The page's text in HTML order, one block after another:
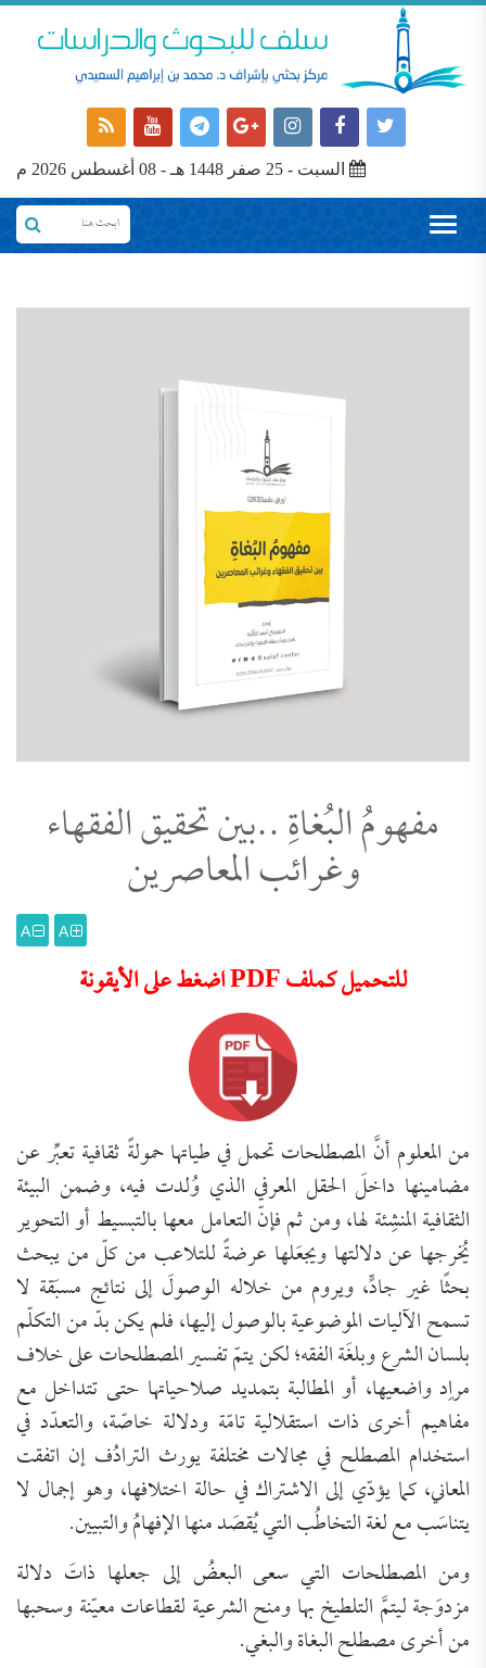
السبت - 25 صفر 1448 هـ - 08 أغسطس 2026 م
مفهومُ البُغاةِ ..بين تحقيق الفقهاء
وغرائب المعاصرين
A
A
للتحميل كملف PDF اضغط على الأيقونة
من المعلوم أنَّ المصطلحات تحمل في طياتها حمولةً ثقافية تعبِّر عن
مضامينها داخلَ الحقل المعرفي الذي وُلدت فيه، وضمن البيئة
الثقافية المنشِئة لها، ومن ثم فإنّ التعامل معها بالتبسيط أو التحوير
يُخرجها عن دلالتها ويجعَلها عرضةً للتلاعب من كلّ من يبحث
بحثًا غير جادٍّ، ويروم من خلاله الوصولَ إلى نتائج مسبَقة لا
تسمح الآليات الموضوعية بالوصول إليها، فلم يكن بدّ من التكلّم
بلسان الشرع وبلغَة الفقه؛ لكن يتمّ تفسير المصطلحات على خلاف
مراِد واضعيها، أو المطالبة بتمديد صلاحياتها حتى تتداخل مع
مفاهيم أخرى ذات استقلالية تامّة ودلالة خاصّة، والتعدّد في
استخدام المصطلح في مجالات مختلفة يورث الترادُف إن اتفقت
المعاني، كما يؤدّي إلى الاشتراك في حالة اختلافها، وهو إجمال لا
يتناسَب مع لغة التخاطُب التي يُقصَد منها الإفهامُ والتبيين.
ومن المصطلحات التي سعى البعضُ إلى جعلها ذاتَ دلالة
مزدوَجة ليتمَّ التلطيخ بها ومنح الشرعية لقطاعات معيّنة وسحبها
من أخرى مصطلح البغاة والبغي.